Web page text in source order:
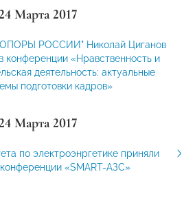
Марта 2017
РОССИИ" Николай Циганов
конференции «Нравственность и
деятельность: актуальные
подготовки кадров»
Марта 2017
по электроэнргетике приняли
«SMART-АЗС»